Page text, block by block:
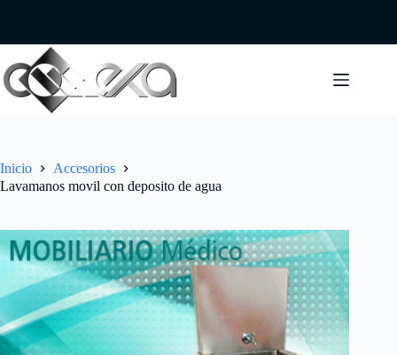
Inicio
Accesorios
Lavamanos movil con deposito de agua